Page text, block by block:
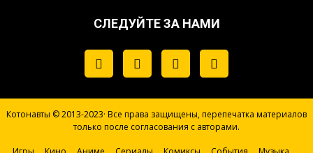
СЛЕДУЙТЕ ЗА НАМИ
Котонавты © 2013-2023· Все права защищены, перепечатка материалов
только после согласования с авторами.